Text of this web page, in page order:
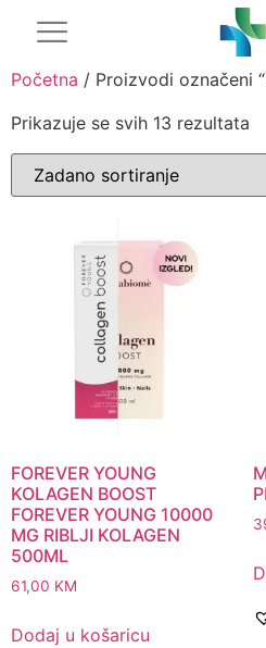
Početna / Proizvodi označeni
Prikazuje se svih 13 rezultata
FOREVER YOUNG
KOLAGEN BOOST
FOREVER YOUNG 10000
MG RIBLJI KOLAGEN
500ML
61,00 KM
Dodaj u košaricu